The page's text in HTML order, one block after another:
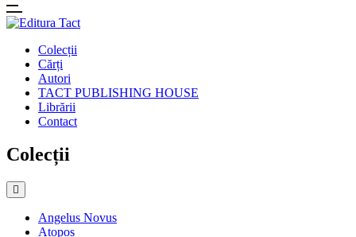
Colecții
Cărți
Autori
TACT PUBLISHING HOUSE
Librării
Contact
Colecții
Angelus Novus
Atopos